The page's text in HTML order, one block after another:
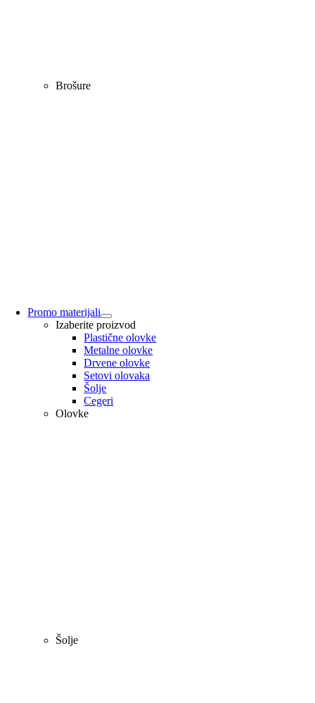
Brošure
Promo materijali
Izaberite proizvod
Plastične olovke
Metalne olovke
Drvene olovke
Setovi olovaka
Šolje
Cegeri
Olovke
Šolje